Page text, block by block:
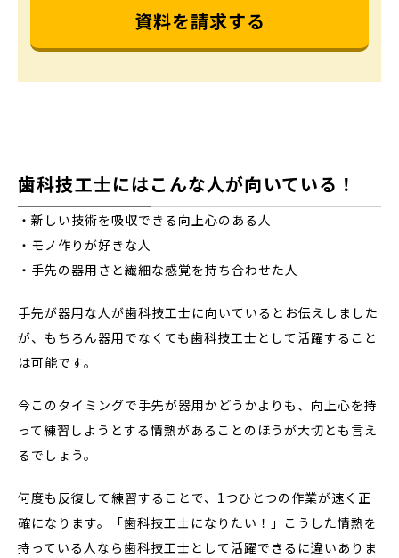
資料を請求する
歯科技工士にはこんな人が向いている！
・新しい技術を吸収できる向上心のある人
・モノ作りが好きな人
・手先の器用さと繊細な感覚を持ち合わせた人
手先が器用な人が歯科技工士に向いているとお伝えしました
が、もちろん器用でなくても歯科技工士として活躍すること
は可能です。
今このタイミングで手先が器用かどうかよりも、向上心を持
って練習しようとする情熱があることのほうが大切とも言え
るでしょう。
何度も反復して練習することで、1つひとつの作業が速く正
確になります。「歯科技工士になりたい！」こうした情熱を
持っている人なら歯科技工士として活躍できるに違いありま